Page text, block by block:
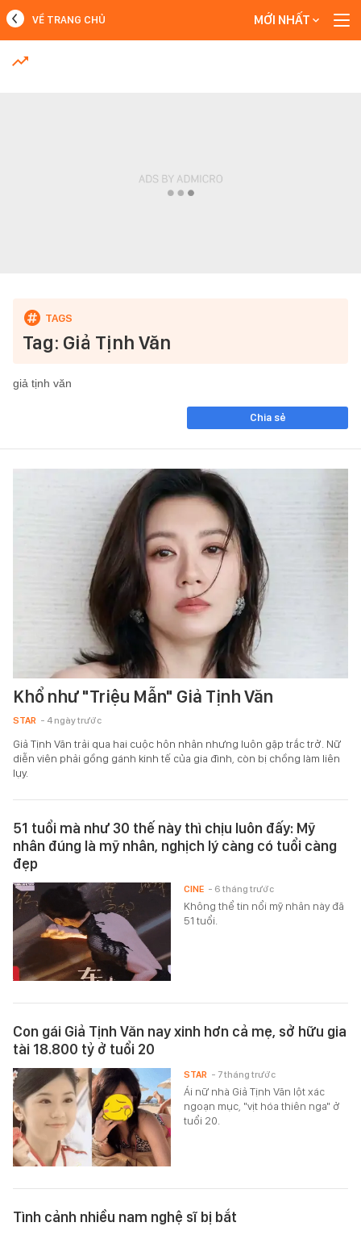
MỚI NHẤT
VỀ TRANG CHỦ MỚI NHẤT
Tag: Giả Tịnh Văn
giả tịnh văn
Chia sẻ
Khổ như "Triệu Mẫn" Giả Tịnh Văn
STAR - 4 ngày trước
Giả Tịnh Văn trải qua hai cuộc hôn nhân nhưng luôn gặp trắc trở. Nữ
diễn viên phải gồng gánh kinh tế của gia đình, còn bị chồng làm liên
lụy.
51 tuổi mà như 30 thế này thì chịu luôn đấy: Mỹ
nhân đúng là mỹ nhân, nghịch lý càng có tuổi càng
đẹp
Không thể tin nổi mỹ nhân này đã
51 tuổi.
CINE - 6 tháng trước
Con gái Giả Tịnh Văn nay xinh hơn cả mẹ, sở hữu gia
tài 18.800 tỷ ở tuổi 20
Ái nữ nhà Giả Tịnh Văn lột xác
ngoạn mục, "vịt hóa thiên nga" ở
tuổi 20.
STAR - 7 tháng trước
Tình cảnh nhiều nam nghệ sĩ bị bắt